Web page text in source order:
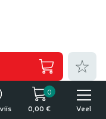
Lisa
teie tervist.
0
0,00 €
Veel